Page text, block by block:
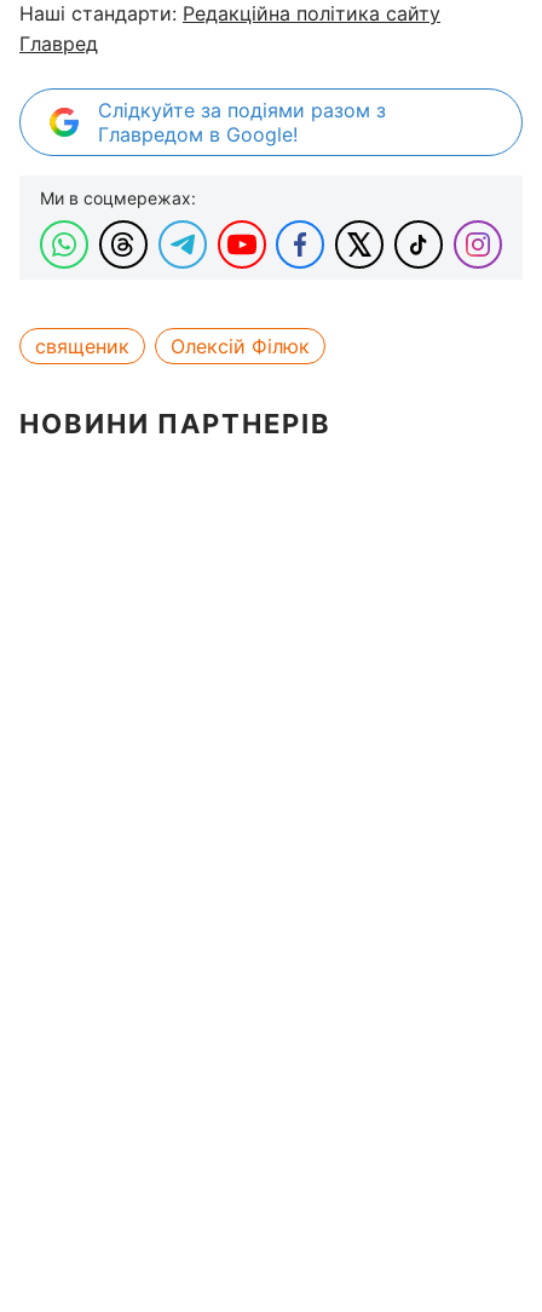
Наші стандарти: Редакційна політика сайту
Главред
Слідкуйте за подіями разом з
Главредом в Google!
Ми в соцмережах:
священик Олексій Філюк
НОВИНИ ПАРТНЕРІВ